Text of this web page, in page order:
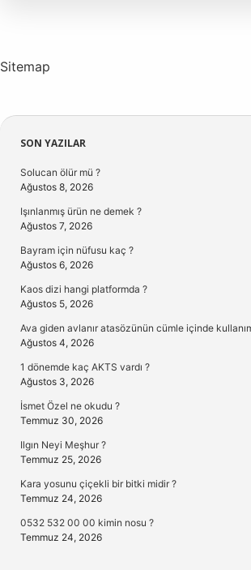
Sitemap
Sidebar
SON YAZILAR
Solucan ölür mü ?
Ağustos 8, 2026
Işınlanmış ürün ne demek ?
Ağustos 7, 2026
Bayram için nüfusu kaç ?
Ağustos 6, 2026
Kaos dizi hangi platformda ?
Ağustos 5, 2026
Ava giden avlanır atasözünün cümle içinde
Ağustos 4, 2026
1 dönemde kaç AKTS vardı ?
Ağustos 3, 2026
İsmet Özel ne okudu ?
Temmuz 30, 2026
Ilgın Neyi Meşhur ?
Temmuz 25, 2026
Kara yosunu çiçekli bir bitki midir ?
Temmuz 24, 2026
0532 532 00 00 kimin nosu ?
Temmuz 24, 2026